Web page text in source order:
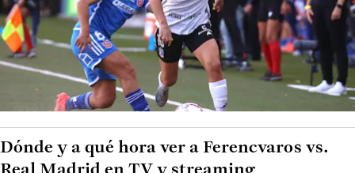
Dónde y a qué hora ver a Ferencvaros vs.